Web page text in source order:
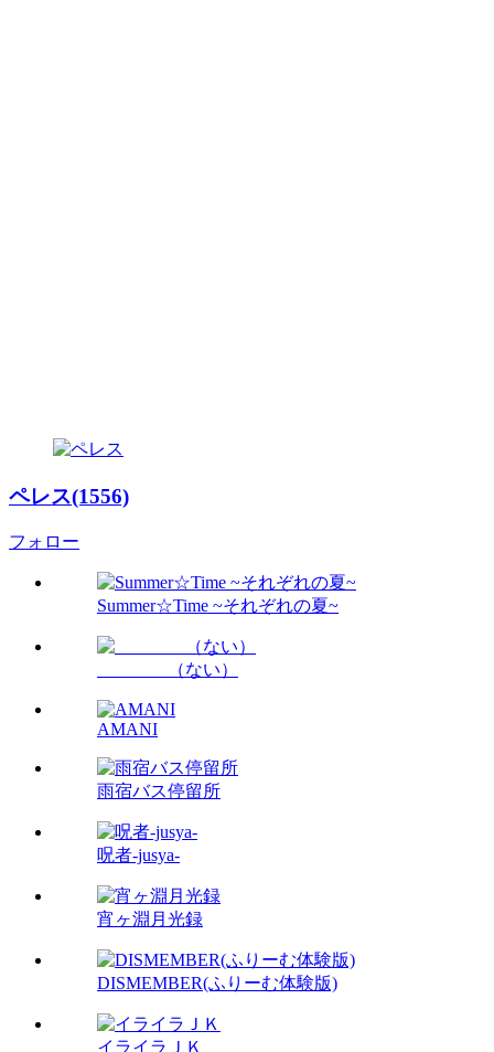
ペレス(1556)
フォロー
Summer☆Time ~それぞれの夏~
（ない）
AMANI
雨宿バス停留所
呪者-jusya-
宵ヶ淵月光録
DISMEMBER(ふりーむ体験版)
イライラＪＫ